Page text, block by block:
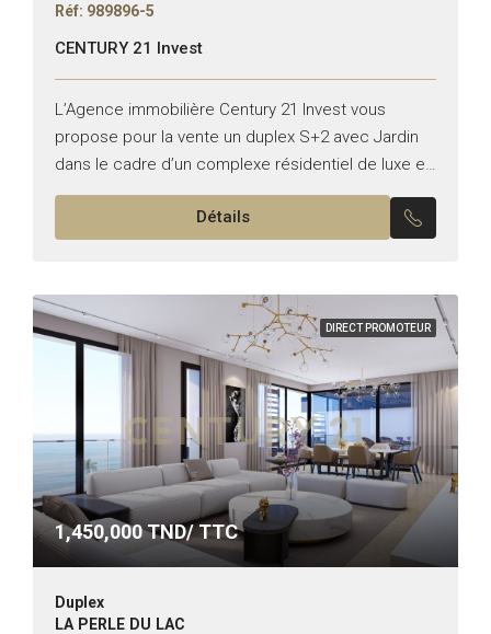
Réf: 989896-5
CENTURY 21 Invest
L’Agence immobilière Century 21 Invest vous
propose pour la vente un duplex S+2 avec Jardin
dans le cadre d’un complexe résidentiel de luxe en
bord de lac, situé dans la nouvelle zone...
Détails
DIRECT PROMOTEUR
1,450,000TND/ TTC
Duplex
LA PERLE DU LAC